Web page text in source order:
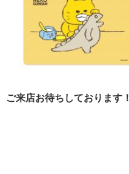
ご来店お待ちしております！